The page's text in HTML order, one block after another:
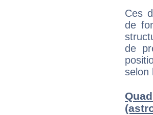
Ces
de
de
selon